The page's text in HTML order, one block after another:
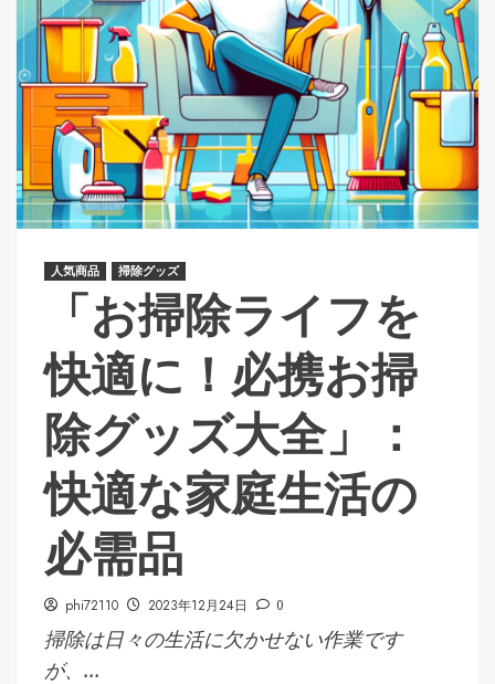
人気商品 掃除グッズ
「お掃除ライフを
快適に！必携お掃
除グッズ大全」：
快適な家庭生活の
必需品
phi72110 2023年12月24日 0
掃除は日々の生活に欠かせない作業です
が、...